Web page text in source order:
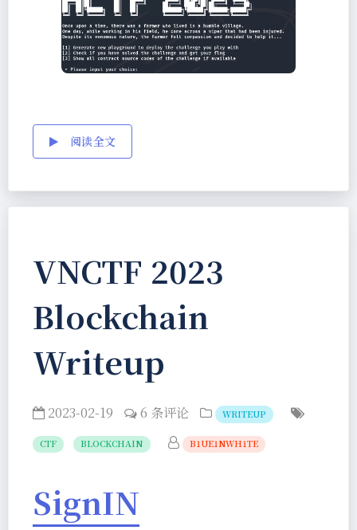
阅读全文
VNCTF 2023
Blockchain
Writeup
2023-02-19 6 条评论 WRITEUP
CTF BLOCKCHAIN B1UE1NWH1TE
SignIN